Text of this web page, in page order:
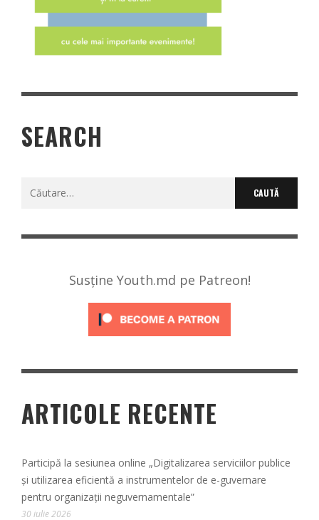
SEARCH
Caută
Susține Youth.md pe Patreon!
ARTICOLE RECENTE
Participă la sesiunea online „Digitalizarea serviciilor publice
și utilizarea eficientă a instrumentelor de e-guvernare
pentru organizații neguvernamentale”
30 iulie 2026